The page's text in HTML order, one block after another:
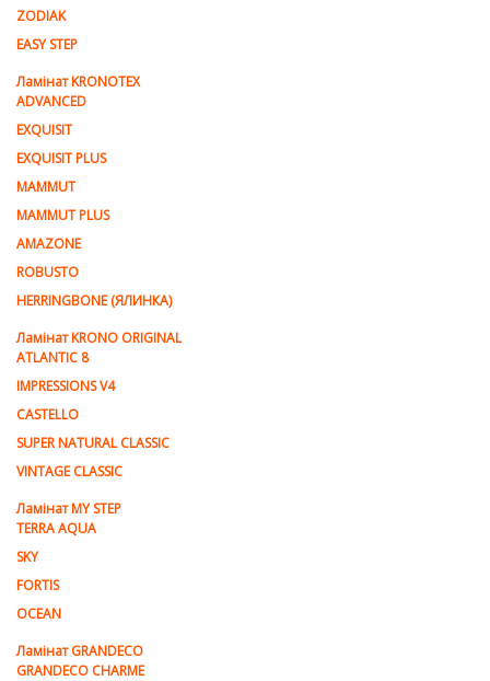
ZODIAK
EASY STEP
Ламінат KRONOTEX
ADVANCED
EXQUISIT
EXQUISIT PLUS
MAMMUT
MAMMUT PLUS
AMAZONE
ROBUSTO
HERRINGBONE (ЯЛИНКА)
Ламiнат KRONO ORIGINAL
ATLANTIC 8
IMPRESSIONS V4
CASTELLO
SUPER NATURAL CLASSIC
VINTAGE CLASSIC
Ламінат MY STEP
TERRA AQUA
SKY
FORTIS
OCEAN
Ламінат GRANDECO
GRANDECO CHARME